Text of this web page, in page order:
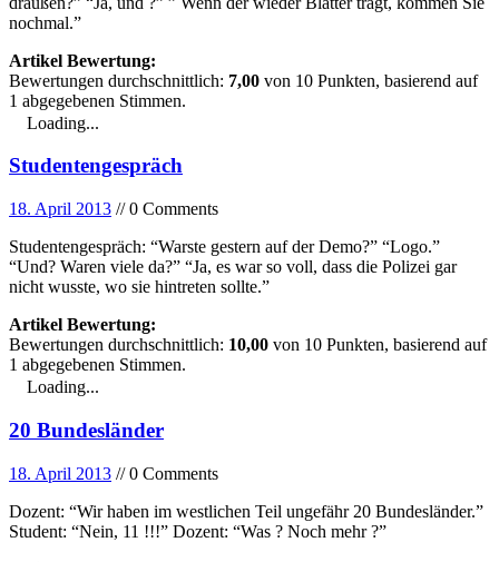
nochmal.”
Artikel Bewertung:
Bewertungen durchschnittlich: 7,00 von 10 Punkten, basierend auf
1 abgegebenen Stimmen.
Loading...
Studentengespräch
18. April 2013 // 0 Comments
Studentengespräch: “Warste gestern auf der Demo?” “Logo.”
“Und? Waren viele da?” “Ja, es war so voll, dass die Polizei gar
nicht wusste, wo sie hintreten sollte.”
Artikel Bewertung:
Bewertungen durchschnittlich: 10,00 von 10 Punkten, basierend auf
1 abgegebenen Stimmen.
Loading...
20 Bundesländer
18. April 2013 // 0 Comments
Dozent: “Wir haben im westlichen Teil ungefähr 20 Bundesländer.”
Student: “Nein, 11 !!!” Dozent: “Was ? Noch mehr ?”